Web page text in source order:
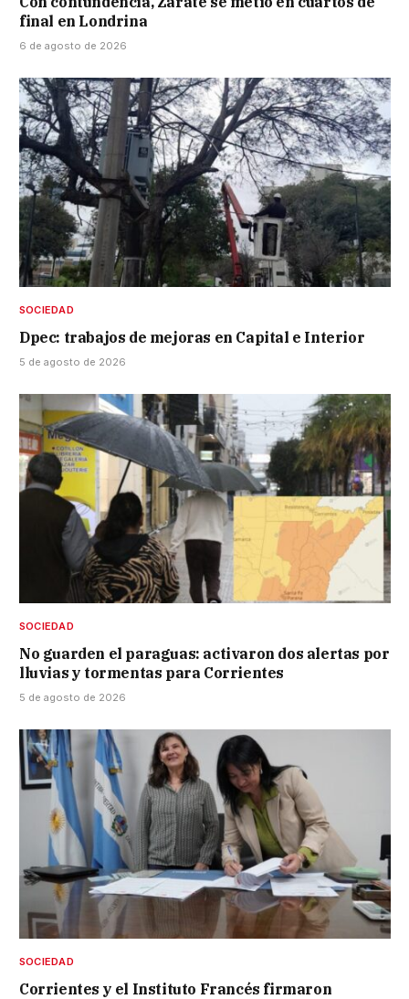
final en Londrina
6 de agosto de 2026
SOCIEDAD
Dpec: trabajos de mejoras en Capital e Interior
5 de agosto de 2026
SOCIEDAD
No guarden el paraguas: activaron dos alertas por
lluvias y tormentas para Corrientes
5 de agosto de 2026
SOCIEDAD
Corrientes y el Instituto Francés firmaron